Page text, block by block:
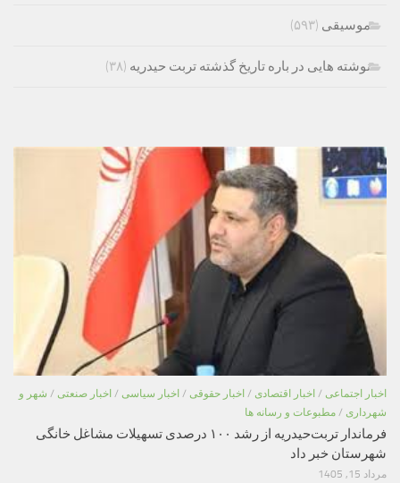
موسیقی (۵۹۳)
نوشته هایی در باره تاریخ گذشته تربت حیدریه (۳۸)
اخبار اجتماعی / اخبار اقتصادی / اخبار حقوقی / اخبار سیاسی / اخبار صنعتی / شهر و
شهرداری / مطبوعات و رسانه ها
فرماندار تربت‌حیدریه از رشد ۱۰۰ درصدی تسهیلات مشاغل خانگی
شهرستان خبر داد
مرداد 15, 1405